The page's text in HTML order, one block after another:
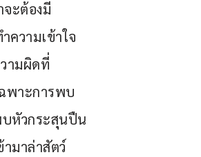
ะต้องมี
ความเข้าใจ
ามผิดที่
พาะการพบ
บหัวกระสุนปืน
มาล่าสัตว์